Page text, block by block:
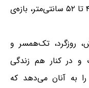
وزن ۴۰۰ تا ۶۰۰ گرم، بدن به درازای ۴۸ تا ۵۲ سانتی‌متر، بازه‌ی
روزگرد، تک‌همسر و
و در کنار هم زندگی
به آنان می‌دهد که